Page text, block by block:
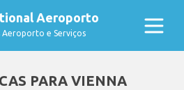
Aeroporto
Aeroporto e Serviços
PARA VIENNA